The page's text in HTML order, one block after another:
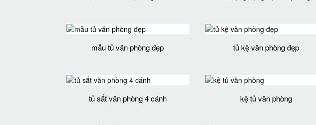
mẫu tủ văn phòng đẹp tủ kệ văn phòng đẹp
tủ sắt văn phòng 4 cánh kệ tủ văn phòng